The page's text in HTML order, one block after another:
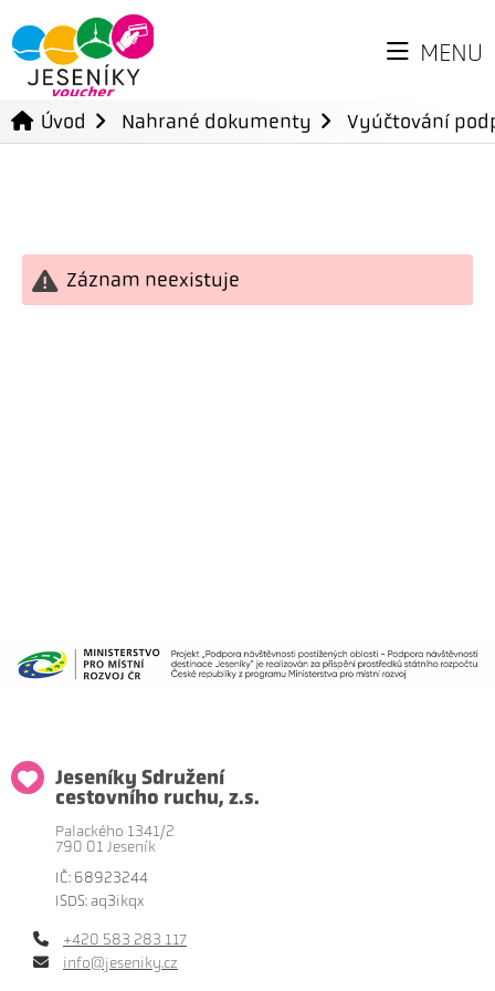
MENU
Úvod Nahrané dokumenty Vyúčtování
Záznam neexistuje
Jeseníky Sdružení
cestovního ruchu, z.s.
Palackého 1341/2
790 01 Jeseník
IČ: 68923244
ISDS: aq3ikqx
+420 583 283 117
info@jeseniky.cz